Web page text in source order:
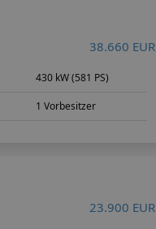
38.660 EUR
430 kW (581 PS)
1 Vorbesitzer
23.900 EUR